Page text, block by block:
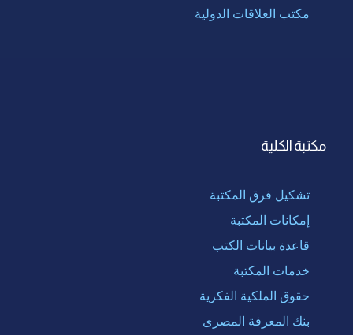
مكتب العلاقات الدولية
مكتبة الكلية
تشكيل فرق المكتبة
إمكانات المكتبة
قاعدة بيانات الكتب
خدمات المكتبة
حقوق الملكية الفكرية
بنك المعرفة المصرى